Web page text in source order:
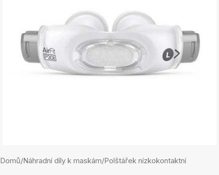
Domů/Náhradní díly k maskám/Polštářek nízkokontaktní